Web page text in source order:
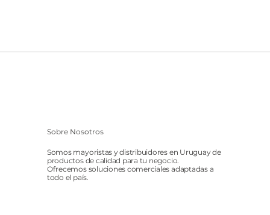
Sobre Nosotros
Somos mayoristas y distribuidores en Uruguay de
productos de calidad para tu negocio.
Ofrecemos soluciones comerciales adaptadas a
todo el país.